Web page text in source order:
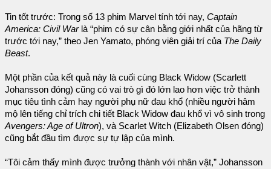
Tin tốt trước: Trong số 13 phim Marvel tính tới nay, Captain
America: Civil War là “phim có sự cân bằng giới nhất của hãng từ
trước tới nay,” theo Jen Yamato, phóng viên giải trí của The Daily
Beast.
Một phần của kết quả này là cuối cùng Black Widow (Scarlett
Johansson đóng) cũng có vai trò gì đó lớn lao hơn việc trở thành
mục tiêu tình cảm hay người phụ nữ đau khổ (nhiều người hâm
mộ lên tiếng chỉ trích chi tiết Black Widow đau khổ vì vô sinh trong
Avengers: Age of Ultron), và Scarlet Witch (Elizabeth Olsen đóng)
cũng bắt đầu tìm được sự tự lập của mình.
“Tôi cảm thấy mình được trưởng thành với nhân vật,” Johansson